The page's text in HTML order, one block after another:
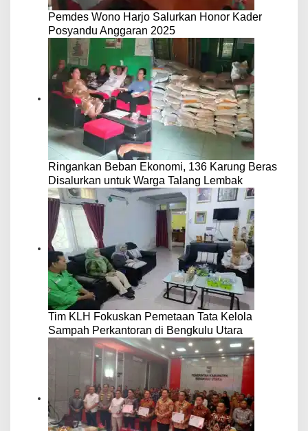
Pemdes Wono Harjo Salurkan Honor Kader
Posyandu Anggaran 2025
Ringankan Beban Ekonomi, 136 Karung Beras
Disalurkan untuk Warga Talang Lembak
Tim KLH Fokuskan Pemetaan Tata Kelola
Sampah Perkantoran di Bengkulu Utara